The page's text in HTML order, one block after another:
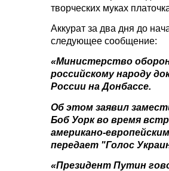
творческих муках
Аккурат за два дня до
следующее сообщение:
«Министерство
российскому народу
России на Донбассе.
Об этом заявил
Боб Уорк во время
американо-
передает "Голос
«Президент Путин